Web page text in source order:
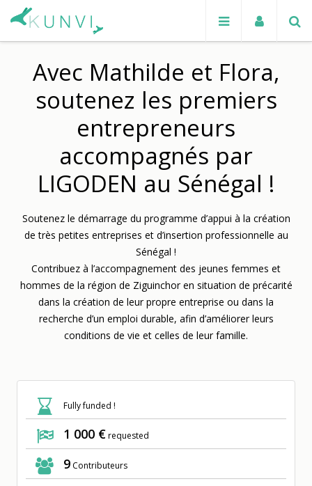
Avec Mathilde et Flora,
soutenez les premiers
entrepreneurs
accompagnés par
LIGODEN au Sénégal !
Soutenez le démarrage du programme d’appui à la création
de très petites entreprises et d’insertion professionnelle au
Sénégal !
Contribuez à l’accompagnement des jeunes femmes et
hommes de la région de Ziguinchor en situation de précarité
dans la création de leur propre entreprise ou dans la
recherche d’un emploi durable, afin d’améliorer leurs
conditions de vie et celles de leur famille.
Fully funded !
1 000 €requested
9 Contributeurs